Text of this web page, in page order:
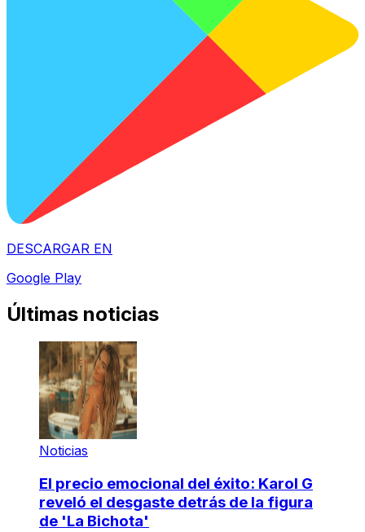
DESCARGAR EN
Google Play
Últimas noticias
Noticias
El precio emocional del éxito: Karol G
reveló el desgaste detrás de la figura
de 'La Bichota'